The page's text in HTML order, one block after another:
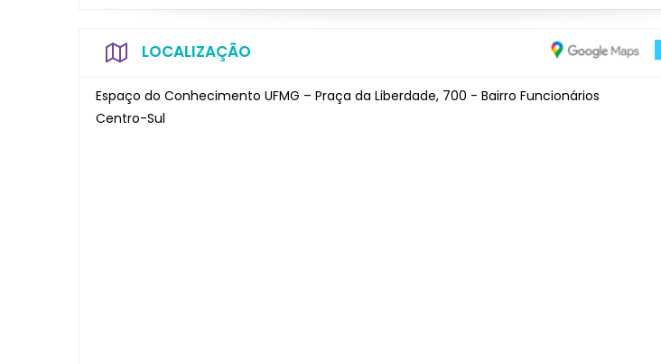
LOCALIZAÇÃO
Espaço do Conhecimento UFMG – Praça da Liberdade, 700 - Bairro Funcionários
Centro-Sul